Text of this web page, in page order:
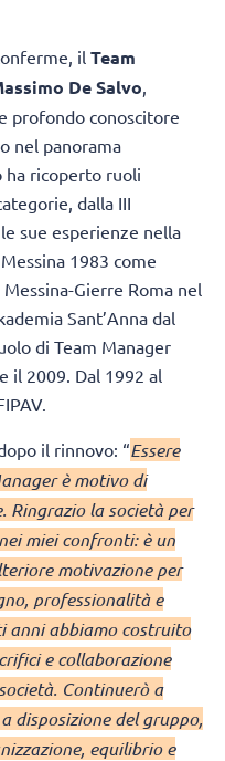
il Team
De Salvo,
profondo conoscitore
nel panorama
ha ricoperto ruoli
dalla III
sue esperienze nella
1983 come
Gierre Roma nel
Sant’Anna dal
di Team Manager
il 2009. Dal 1992 al
il rinnovo: “Essere
è motivo di
Ringrazio la società per
miei confronti: è un
motivazione per
professionalità e
anni abbiamo costruito
e collaborazione
Continuerò a
disposizione del gruppo,
equilibrio e